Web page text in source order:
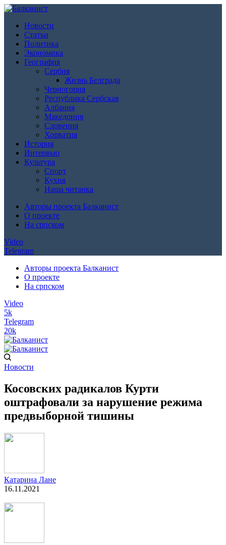
Новости
Статьи
Политика
Экономика
География
Сербия
Жизнь Белграда
Черногория
Республика Сербская
Албания
Македония
Словения
Хорватия
История
Интервью
Культура
Спорт
Кухня
Наша читанка
Авторы проекта Балканист
О проекте
На српском
Video
Telegram
Авторы проекта Балканист
О проекте
На српском
Video
5k
Telegram
20k
Новости
Косовских радикалов Курти
оштрафовали за нарушение режима
предвыборной тишины
Катарина Лане
16.11.2021